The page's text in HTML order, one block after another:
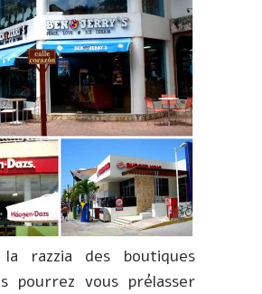
razzia des boutiques
pourrez vous prélasser